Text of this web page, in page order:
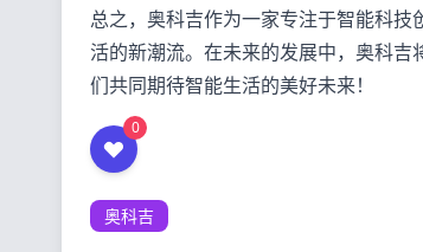
总之，奥科吉作为一家专注于智能科
活的新潮流。在未来的发展中，奥科
们共同期待智能生活的美好未来！
0
奥科吉